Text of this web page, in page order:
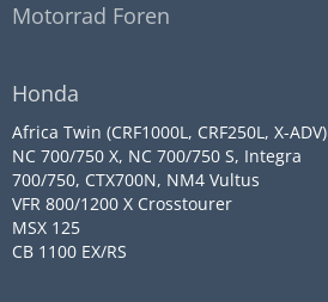
Motorrad Foren
Honda
Africa Twin (CRF1000L, CRF250L, X-ADV)
NC 700/750 X, NC 700/750 S, Integra
700/750, CTX700N, NM4 Vultus
VFR 800/1200 X Crosstourer
MSX 125
CB 1100 EX/RS